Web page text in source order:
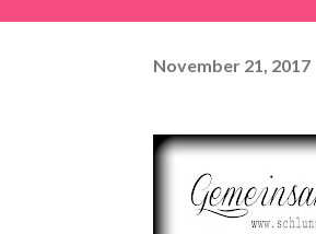
November 21, 2017